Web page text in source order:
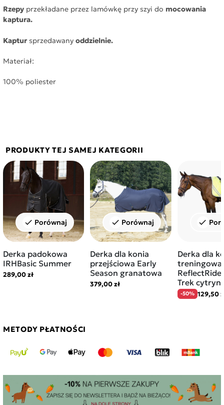
Rzepy przekładane przez lamówkę przy szyi do mocowania
kaptura.
Kaptur sprzedawany oddzielnie.
Materiał:
100% poliester
PRODUKTY TEJ SAMEJ KATEGORII
check Porównaj
Derka padokowa
IRHBasic Summer
289,00 zł
check Porównaj
Derka dla konia
przejściowa Early
Season granatowa
379,00 zł
check
Derka dla
treningowa
Trek
-50% 129,50
METODY PŁATNOŚCI